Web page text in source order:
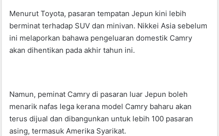
k
Menurut Toyota, pasaran tempatan Jepun kini lebih
berminat terhadap SUV dan minivan. Nikkei Asia sebelum
ini melaporkan bahawa pengeluaran domestik Camry
akan dihentikan pada akhir tahun ini.
Namun, peminat Camry di pasaran luar Jepun boleh
menarik nafas lega kerana model Camry baharu akan
terus dijual dan dibangunkan untuk lebih 100 pasaran
asing, termasuk Amerika Syarikat.